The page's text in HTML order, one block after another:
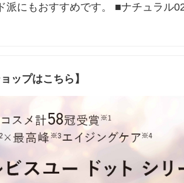
派にもおすすめです。 ■ナチュラル
ップはこちら】